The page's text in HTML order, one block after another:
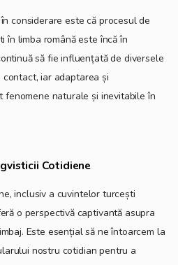
considerare este că procesul de
în limba română este încă în
să fie influențată de diversele
iar adaptarea și
fenomene naturale și inevitabile în
Cotidiene
inclusiv a cuvintelor turcești
o perspectivă captivantă asupra
Este esențial să ne întoarcem la
nostru cotidian pentru a